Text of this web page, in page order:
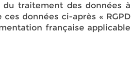
du traitement des données à
données ci-après « RGPD
française applicable